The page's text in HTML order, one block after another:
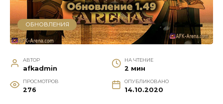
ОБНОВЛЕНИЯ
АВТОР
afkadmin
НА ЧТЕНИЕ
2 мин
ПРОСМОТРОВ
276
ОПУБЛИКОВАНО
14.10.2020